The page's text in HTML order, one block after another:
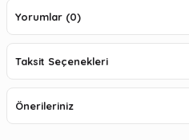
Yorumlar (0)
Taksit Seçenekleri
Önerileriniz